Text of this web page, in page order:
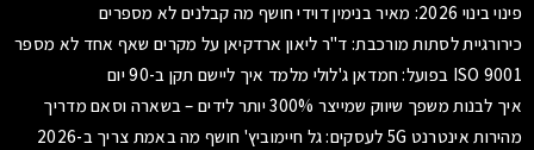
פינוי בינוי 2026: מאיר בנימין דוידי חושף מה קבלנים לא מספרים
כירורגיית לסתות מורכבת: ד"ר ליאון ארדקיאן על מקרים שאף אחד לא מספר
ISO 9001 בפועל: חמדאן ג'לולי מלמד איך ליישם תקן ב-90 יום
איך לבנות משפך שיווק שמייצר 300% יותר לידים – בשארה וסאם מדריך
מהירות אינטרנט 5G לעסקים: גל חיימוביץ' חושף מה באמת צריך ב-2026